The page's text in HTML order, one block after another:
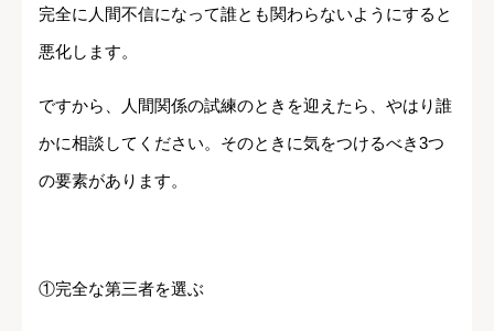
完全に人間不信になって誰とも関わらないようにすると
悪化します。
ですから、人間関係の試練のときを迎えたら、やはり誰
かに相談してください。そのときに気をつけるべき3つ
の要素があります。
①完全な第三者を選ぶ